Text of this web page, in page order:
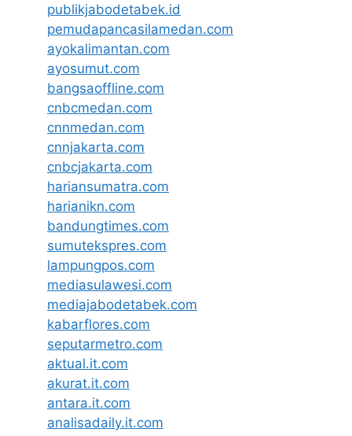
publikjabodetabek.id
pemudapancasilamedan.com
ayokalimantan.com
ayosumut.com
bangsaoffline.com
cnbcmedan.com
cnnmedan.com
cnnjakarta.com
cnbcjakarta.com
hariansumatra.com
harianikn.com
bandungtimes.com
sumutekspres.com
lampungpos.com
mediasulawesi.com
mediajabodetabek.com
kabarflores.com
seputarmetro.com
aktual.it.com
akurat.it.com
antara.it.com
analisadaily.it.com